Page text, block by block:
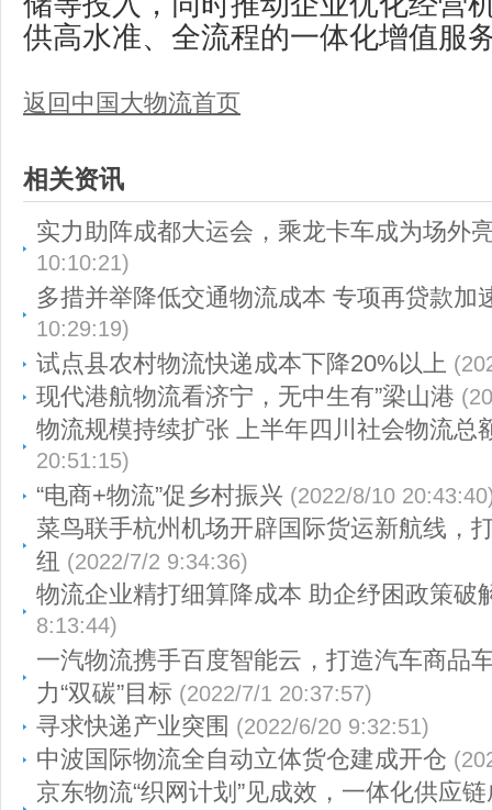
供高水准、全流程的一体化增值服
返回中国大物流首页
相关资讯
实力助阵成都大运会，乘龙卡车成为场外
10:10:21)
多措并举降低交通物流成本 专项再贷款加
10:29:19)
试点县农村物流快递成本下降20%以上
现代港航物流看济宁，无中生有”梁山港
物流规模持续扩张 上半年四川社会物流总
20:51:15)
“电商+物流”促乡村振兴 (2022/8/10
菜鸟联手杭州机场开辟国际货运新航线，
纽 (2022/7/2 9:34:36)
物流企业精打细算降成本 助企纾困政策破
8:13:44)
一汽物流携手百度智能云，打造汽车商品
力“双碳”目标 (2022/7/1 20:37:57)
寻求快递产业突围 (2022/6/20 9:32:51)
中波国际物流全自动立体货仓建成开仓
京东物流“织网计划”见成效，一体化供应